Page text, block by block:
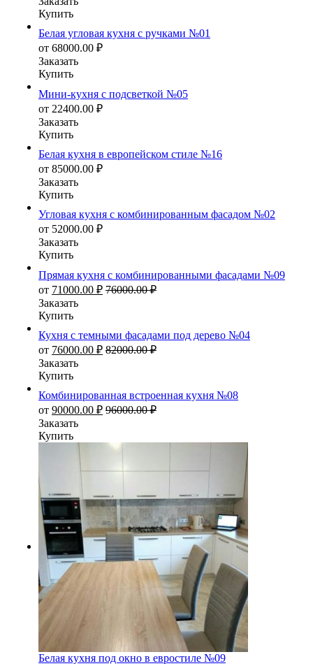
Купить
Белая угловая кухня с ручками №01
от 68000.00 ₽
Заказать
Купить
Мини-кухня с подсветкой №05
от 22400.00 ₽
Заказать
Купить
Белая кухня в европейском стиле №16
от 85000.00 ₽
Заказать
Купить
Угловая кухня с комбинированным фасадом №02
от 52000.00 ₽
Заказать
Купить
Прямая кухня с комбинированными фасадами №09
от 71000.00 ₽ 76000.00₽
Заказать
Купить
Кухня с темными фасадами под дерево №04
от 76000.00 ₽ 82000.00₽
Заказать
Купить
Комбинированная встроенная кухня №08
от 90000.00 ₽ 96000.00₽
Заказать
Купить
Белая кухня под окно в евростиле №09